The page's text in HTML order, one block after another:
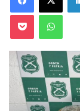
Pocket